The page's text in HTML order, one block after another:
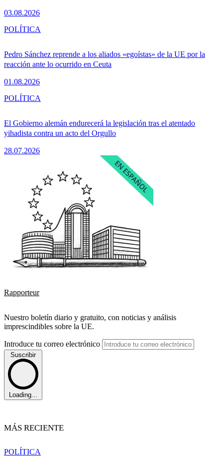
03.08.2026
Pedro Sánchez reprende a los aliados «egoístas» de la UE por la
reacción ante lo ocurrido en Ceuta
01.08.2026
POLÍTICA
El Gobierno alemán endurecerá la legislación tras el atentado
yihadista contra un acto del Orgullo
28.07.2026
POLÍTICA
Rapporteur
Nuestro boletín diario y gratuito, con noticias y análisis
imprescindibles sobre la UE.
Introduce tu correo electrónico
Suscribir
Loading...
MÁS RECIENTE
POLÍTICA